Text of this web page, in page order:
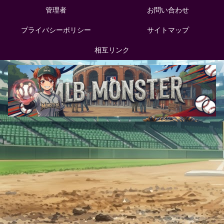
管理者 お問い合わせ
プライバシーポリシー サイトマップ
相互リンク